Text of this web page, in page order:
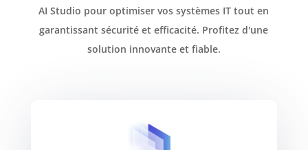
AI Studio pour optimiser vos systèmes IT tout en
garantissant sécurité et efficacité. Profitez d'une
solution innovante et fiable.